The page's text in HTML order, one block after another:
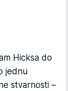
Hicksa do
jednu
stvarnosti –